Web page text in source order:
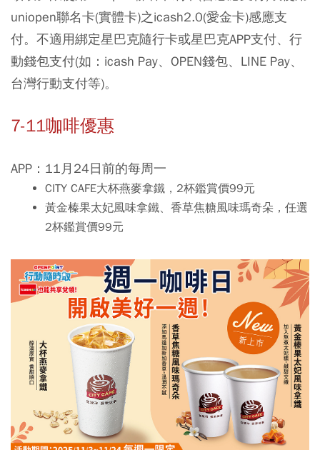
uniopen聯名卡(實體卡)之icash2.0(愛金卡)感應支
付。不適用綁定星巴克隨行卡或星巴克APP支付、行
動錢包支付(如：icash Pay、OPEN錢包、LINE Pay、
台灣行動支付等)。
7-11咖啡優惠
APP：11月24日前的每周一
CITY CAFE大杯燕麥拿鐵，2杯鑑賞價99元
黃金榛果太妃風味拿鐵、香草焦糖風味瑪奇朵，任選
2杯鑑賞價99元